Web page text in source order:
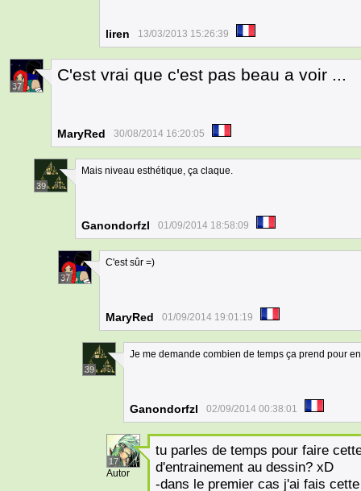
liren 13/03/2013 15:26:39
37
C'est vrai que c'est pas beau a voir ...
MaryRed 30/08/2014 16:20:05
39
Mais niveau esthétique, ça claque.
Ganondorfzl 01/09/2014 18:58:09
37
C'est sûr =)
MaryRed 01/09/2014 19:01:19
39
Je me demande combien de temps ça prend pour
Ganondorfzl 02/09/2014 00:38:01
17
Autor
tu parles de temps pour faire
d'entrainement au dessin? xD
-dans le premier cas j'ai fais